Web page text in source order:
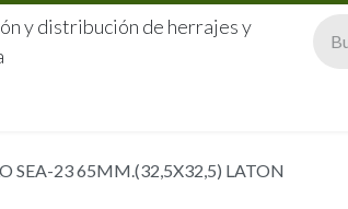
y distribución de herrajes y
SEA-23 65MM.(32,5X32,5) LATON